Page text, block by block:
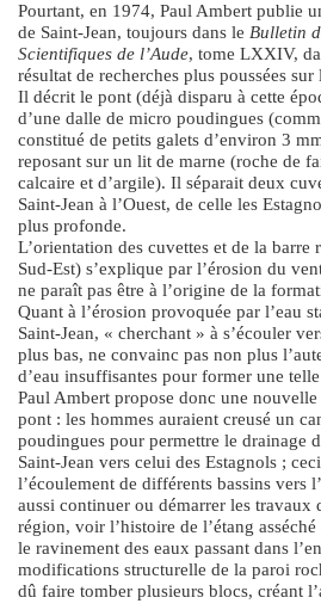
Pourtant, en 1974, Paul Ambert publie
de Saint-Jean, toujours dans le Bulletin
Scientifiques de l’Aude, tome LXXIV,
résultat de recherches plus poussées sur
Il décrit le pont (déjà disparu à cette
d’une dalle de micro poudingues
constitué de petits galets d’environ 3
reposant sur un lit de marne (roche de
calcaire et d’argile). Il séparait deux
Saint-Jean à l’Ouest, de celle les
plus profonde.
L’orientation des cuvettes et de la barre
Sud-Est) s’explique par l’érosion du
ne paraît pas être à l’origine de la
Quant à l’érosion provoquée par l’eau
Saint-Jean, « cherchant » à s’écouler
plus bas, ne convainc pas non plus
d’eau insuffisantes pour former une
Paul Ambert propose donc une
pont : les hommes auraient creusé un
poudingues pour permettre le drainage
Saint-Jean vers celui des Estagnols ;
l’écoulement de différents bassins vers
aussi continuer ou démarrer les travaux
région, voir l’histoire de l’étang
le ravinement des eaux passant dans
modifications structurelle de la paroi
dû faire tomber plusieurs blocs, créant